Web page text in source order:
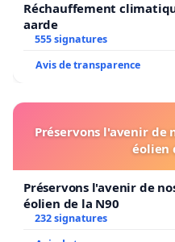
Réchauffement
aarde
555 signatures
Avis de transparence
Préservons l'avenir de
éolien
Préservons l'avenir de
éolien de la N90
232 signatures